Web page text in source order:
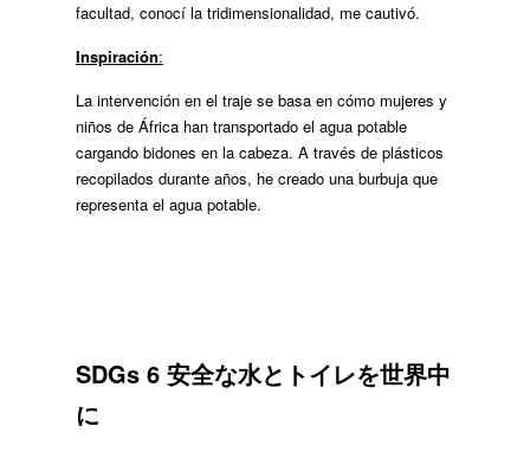
facultad, conocí la tridimensionalidad, me cautivó.
Inspiración:
La intervención en el traje se basa en cómo mujeres y
niños de África han transportado el agua potable
cargando bidones en la cabeza. A través de plásticos
recopilados durante años, he creado una burbuja que
representa el agua potable.
SDGs 6 安全な水とトイレを世界中
に